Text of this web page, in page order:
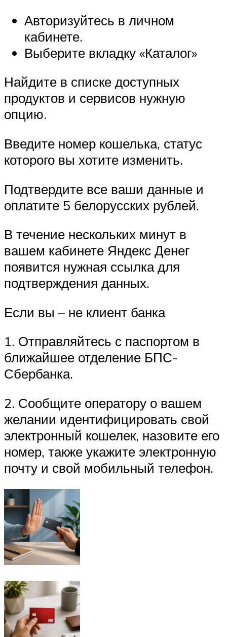
Авторизуйтесь в личном
кабинете.
Выберите вкладку «Каталог»
Найдите в списке доступных
продуктов и сервисов нужную
опцию.
Введите номер кошелька, статус
которого вы хотите изменить.
Подтвердите все ваши данные и
оплатите 5 белорусских рублей.
В течение нескольких минут в
вашем кабинете Яндекс Денег
появится нужная ссылка для
подтверждения данных.
Если вы – не клиент банка
1. Отправляйтесь с паспортом в
ближайшее отделение БПС-
Сбербанка.
2. Сообщите оператору о вашем
желании идентифицировать свой
электронный кошелек, назовите его
номер, также укажите электронную
почту и свой мобильный телефон.